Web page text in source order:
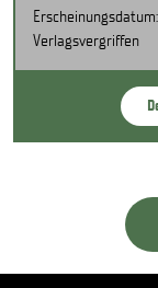
Verlagsvergriffen